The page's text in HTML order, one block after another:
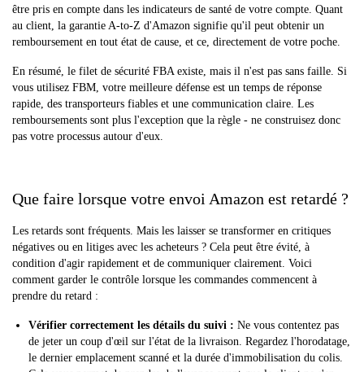
être pris en compte dans les indicateurs de santé de votre compte. Quant
au client, la garantie A-to-Z d'Amazon signifie qu'il peut obtenir un
remboursement en tout état de cause, et ce, directement de votre poche.
En résumé, le filet de sécurité FBA existe, mais il n'est pas sans faille. Si
vous utilisez FBM, votre meilleure défense est un temps de réponse
rapide, des transporteurs fiables et une communication claire. Les
remboursements sont plus l'exception que la règle - ne construisez donc
pas votre processus autour d'eux.
Que faire lorsque votre envoi Amazon est retardé ?
Les retards sont fréquents. Mais les laisser se transformer en critiques
négatives ou en litiges avec les acheteurs ? Cela peut être évité, à
condition d'agir rapidement et de communiquer clairement. Voici
comment garder le contrôle lorsque les commandes commencent à
prendre du retard :
Vérifier correctement les détails du suivi : Ne vous contentez pas
de jeter un coup d'œil sur l'état de la livraison. Regardez l'horodatage,
le dernier emplacement scanné et la durée d'immobilisation du colis.